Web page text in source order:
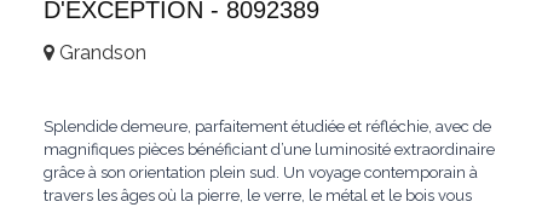
D'EXCEPTION - 8092389
Grandson
Splendide demeure, parfaitement étudiée et réfléchie, avec de
magnifiques pièces bénéficiant d’une luminosité extraordinaire
grâce à son orientation plein sud. Un voyage contemporain à
travers les âges où la pierre, le verre, le métal et le bois vous